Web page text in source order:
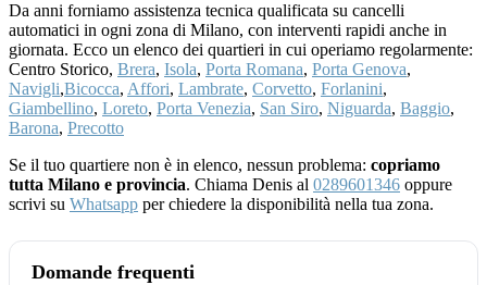
Da anni forniamo assistenza tecnica qualificata su cancelli
automatici in ogni zona di Milano, con interventi rapidi anche in
giornata. Ecco un elenco dei quartieri in cui operiamo regolarmente:
Centro Storico, Brera, Isola, Porta Romana, Porta Genova,
Navigli,Bicocca, Affori, Lambrate, Corvetto, Forlanini,
Giambellino, Loreto, Porta Venezia, San Siro, Niguarda, Baggio,
Barona, Precotto
Se il tuo quartiere non è in elenco, nessun problema: copriamo
tutta Milano e provincia. Chiama Denis al 0289601346 oppure
scrivi su Whatsapp per chiedere la disponibilità nella tua zona.
Domande frequenti